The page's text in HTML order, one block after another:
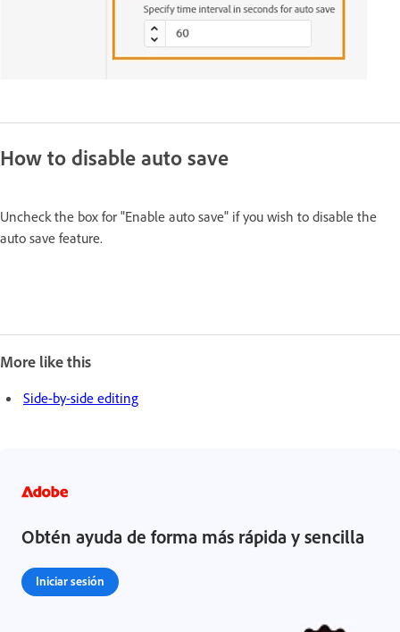
How to disable auto save
Uncheck the box for "Enable auto save" if you wish to disable the
auto save feature.
More like this
Side-by-side editing
Obtén ayuda de forma más rápida y sencilla
Iniciar sesión